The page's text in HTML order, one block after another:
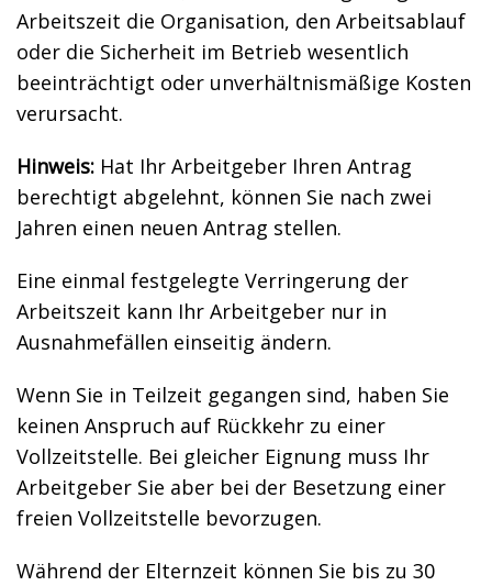
Arbeitszeit die Organisation, den Arbeitsablauf
oder die Sicherheit im Betrieb wesentlich
beeinträchtigt oder unverhältnismäßige Kosten
verursacht.
Hinweis: Hat Ihr Arbeitgeber Ihren Antrag
berechtigt abgelehnt, können Sie nach zwei
Jahren einen neuen Antrag stellen.
Eine einmal festgelegte Verringerung der
Arbeitszeit kann Ihr Arbeitgeber nur in
Ausnahmefällen einseitig ändern.
Wenn Sie in Teilzeit gegangen sind, haben Sie
keinen Anspruch auf Rückkehr zu einer
Vollzeitstelle. Bei gleicher Eignung muss Ihr
Arbeitgeber Sie aber bei der Besetzung einer
freien Vollzeitstelle bevorzugen.
Während der Elternzeit können Sie bis zu 30